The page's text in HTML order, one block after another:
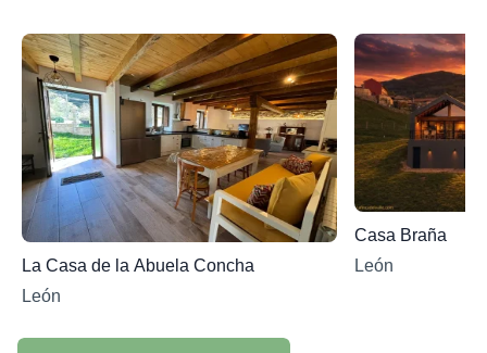
La Casa de la Abuela Concha
León
Casa Braña
León